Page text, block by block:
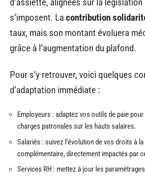
s’imposent. La contribution
taux, mais son montant évoluera
grâce à l’augmentation du plafond.
Pour s’y retrouver, voici quelques
d’adaptation immédiate :
Employeurs : adaptez vos outils de paie
charges patronales sur les hauts salaires.
Salariés : suivez l’évolution de vos droits à
complémentaire, directement impactés par
Services RH : mettez à jour les